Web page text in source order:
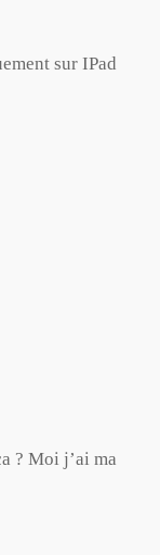
sur IPad
? Moi j’ai ma